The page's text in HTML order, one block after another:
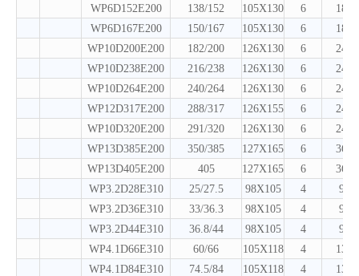
WP6D152E200
138/152 105X130 6
18
WP6D167E200
150/167 105X130 6
18
WP10D200E200
182/200 126X130 6
24
WP10D238E200
216/238 126X130 6
24
WP10D264E200
240/264 126X130 6
24
WP12D317E200
288/317 126X155 6
24
WP10D320E200
291/320 126X130 6
24
WP13D385E200
350/385 127X165 6
36
WP13D405E200
405 127X165 6
36
WP3.2D28E310
25/27.5 98X105 4
9
WP3.2D36E310
33/36.3 98X105 4
9
WP3.2D44E310
36.8/44 98X105 4
9
WP4.1D66E310
60/66 105X118 4
13
WP4.1D84E310
74.5/84 105X118 4
13